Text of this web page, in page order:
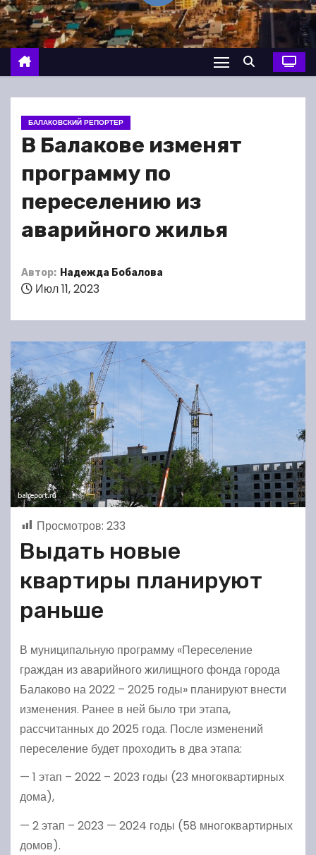
о
м
у
БАЛАКОВСКИЙ РЕПОРТЕР
В Балакове изменят
программу по
переселению из
аварийного жилья
Автор: Надежда Бобалова
Июл 11, 2023
Просмотров: 233
Выдать новые
квартиры планируют
раньше
В муниципальную программу «Переселение
граждан из аварийного жилищного фонда города
Балаково на 2022 – 2025 годы» планируют внести
изменения. Ранее в ней было три этапа,
рассчитанных до 2025 года. После изменений
переселение будет проходить в два этапа:
— 1 этап – 2022 – 2023 годы (23 многоквартирных
дома),
— 2 этап – 2023 — 2024 годы (58 многоквартирных
домов).